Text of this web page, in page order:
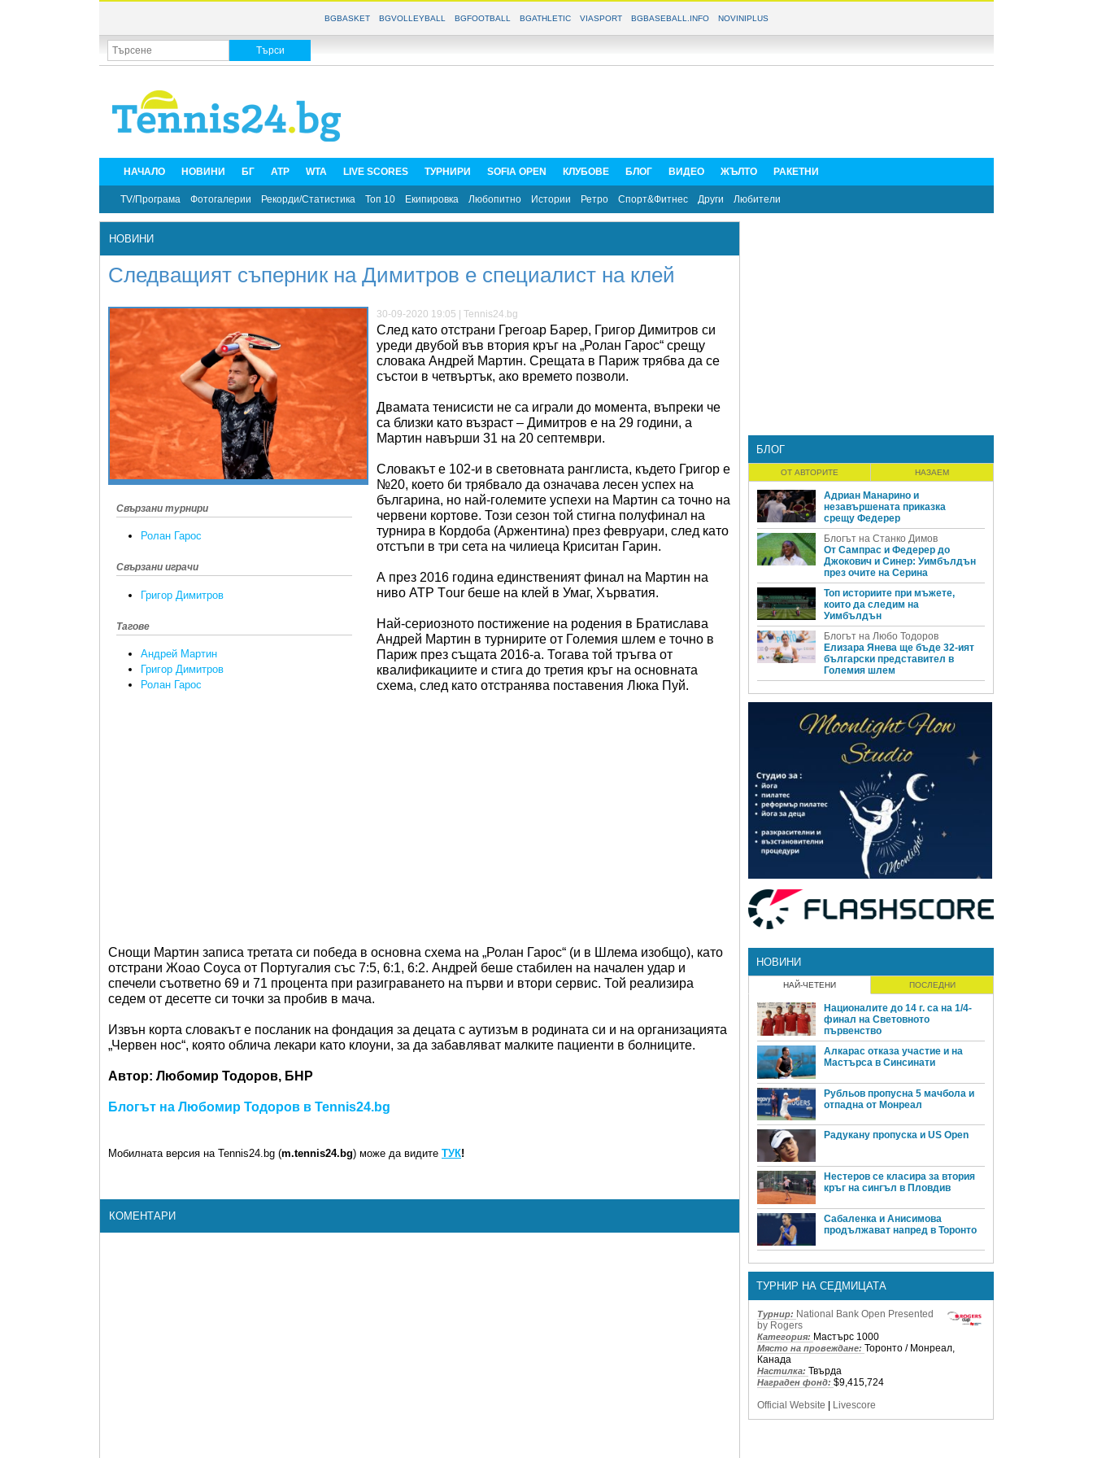
BGBASKET BGVOLLEYBALL BGFOOTBALL BGATHLETIC VIASPORT BGBASEBALL.INFO NOVINIPLUS
НАЧАЛО НОВИНИ БГ ATP WTA LIVE SCORES ТУРНИРИ SOFIA OPEN КЛУБОВЕ БЛОГ ВИДЕО ЖЪЛТО РАКЕТНИ
TV/Програма Фотогалерии Рекорди/Статистика Топ 10 Екипировка Любопитно Истории Ретро Спорт&Фитнес Други Любители
НОВИНИ
Следващият съперник на Димитров е специалист на клей
Свързани турнири
Ролан Гарос
Свързани играчи
Григор Димитров
Тагове
Андрей Мартин
Григор Димитров
Ролан Гарос
30-09-2020 19:05 | Tennis24.bg
След като отстрани Грегоар Барер, Григор Димитров си
уреди двубой във втория кръг на „Ролан Гарос“ срещу
словака Андрей Мартин. Срещата в Париж трябва да се
състои в четвъртък, ако времето позволи.
Двамата тенисисти не са играли до момента, въпреки че
са близки като възраст – Димитров е на 29 години, а
Мартин навърши 31 на 20 септември.
Словакът е 102-и в световната ранглиста, където Григор е
№20, което би трябвало да означава лесен успех на
българина, но най-големите успехи на Мартин са точно на
червени кортове. Този сезон той стигна полуфинал на
турнира в Кордоба (Аржентина) през февруари, след като
отстъпи в три сета на чилиеца Криситан Гарин.
А през 2016 година единственият финал на Мартин на
ниво АТР Тour беше на клей в Умаг, Хърватия.
Най-сериозното постижение на родения в Братислава
Андрей Мартин в турнирите от Големия шлем е точно в
Париж през същата 2016-а. Тогава той тръгва от
квалификациите и стига до третия кръг на основната
схема, след като отстранява поставения Люка Пуй.
Снощи Мартин записа третата си победа в основна схема на „Ролан Гарос“ (и в Шлема изобщо), като
отстрани Жоао Соуса от Португалия със 7:5, 6:1, 6:2. Андрей беше стабилен на начален удар и
спечели съответно 69 и 71 процента при разиграването на първи и втори сервис. Той реализира
седем от десетте си точки за пробив в мача.
Извън корта словакът е посланик на фондация за децата с аутизъм в родината си и на организацията
„Червен нос“, която облича лекари като клоуни, за да забавляват малките пациенти в болниците.
Автор: Любомир Тодоров, БНР
Блогът на Любомир Тодоров в Tennis24.bg
Мобилната версия на Tennis24.bg (m.tennis24.bg) може да видите ТУК!
КОМЕНТАРИ
БЛОГ
ОТ АВТОРИТЕ НАЗАЕМ
Адриан Манарино и
незавършената приказка
срещу Федерер
Блогът на Станко Димов
От Сампрас и Федерер до
Джокович и Синер: Уимбълдън
през очите на Серина
Топ историите при мъжете,
които да следим на
Уимбълдън
Блогът на Любо Тодоров
Елизара Янева ще бъде 32-ият
български представител в
Големия шлем
НОВИНИ
НАЙ-ЧЕТЕНИ ПОСЛЕДНИ
Националите до 14 г. са на 1/4-
финал на Световното
първенство
Алкарас отказа участие и на
Мастърса в Синсинати
Рубльов пропусна 5 мачбола и
отпадна от Монреал
Радукану пропуска и US Open
Нестеров се класира за втория
кръг на сингъл в Пловдив
Сабаленка и Анисимова
продължават напред в Торонто
ТУРНИР НА СЕДМИЦАТА
Турнир: National Bank Open Presented
by Rogers
Категория: Мастърс 1000
Място на провеждане: Торонто / Монреал,
Канада
Настилка: Твърда
Награден фонд: $9,415,724
Official Website
Livescore